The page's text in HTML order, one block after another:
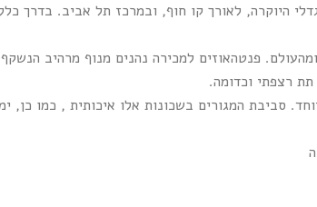
היוקרה, לאורך קו חוף, ובמרכז תל אביב. בדרך כלל
פנטהאוזים למכירה נהנים מנוף מרהיב
תת רצפתי וכדומה.
סביבת המגורים בשכונות אלו איכותית , כמו כן,